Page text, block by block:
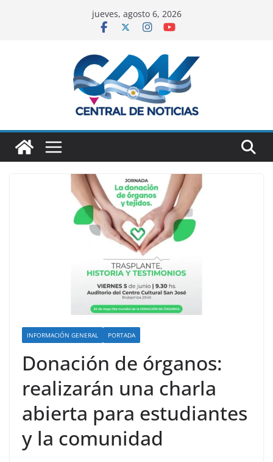
jueves, agosto 6, 2026
INFORMACIÓN GENERAL PORTADA
Donación de órganos:
realizarán una charla
abierta para estudiantes
y la comunidad